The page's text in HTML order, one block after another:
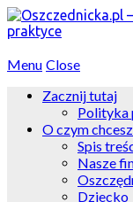
Menu Close
Zacznij tutaj
Polityka
O czym
Spis
Nasze
Dziecko